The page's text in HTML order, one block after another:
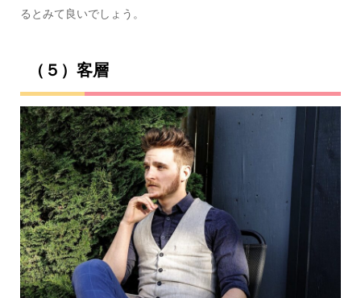
るとみて良いでしょう。
（５）客層